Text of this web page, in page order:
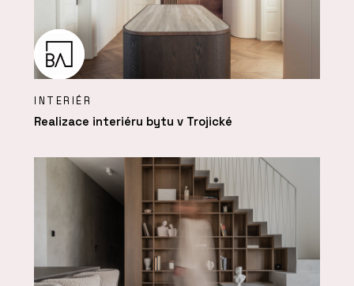
INTERIÉR
Realizace interiéru bytu v Trojické